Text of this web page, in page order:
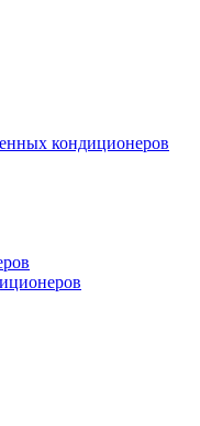
кондиционеров